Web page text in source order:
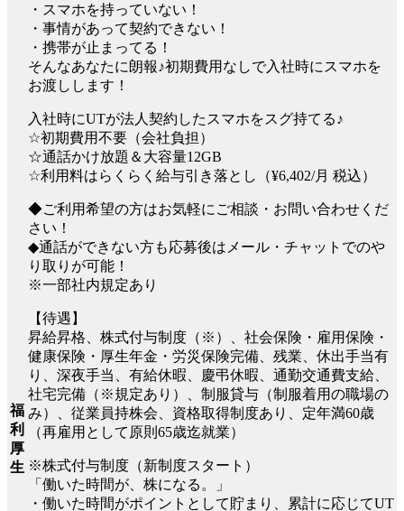
福
利
厚
生
・スマホを持っていない！
・事情があって契約できない！
・携帯が止まってる！
そんなあなたに朗報♪初期費用なしで入社時にスマホを
お渡しします！
入社時にUTが法人契約したスマホをスグ持てる♪
☆初期費用不要（会社負担）
☆通話かけ放題＆大容量12GB
☆利用料はらくらく給与引き落とし（¥6,402/月 税込）
◆ご利用希望の方はお気軽にご相談・お問い合わせくだ
さい！
◆通話ができない方も応募後はメール・チャットでのや
り取りが可能！
※一部社内規定あり
【待遇】
昇給昇格、株式付与制度（※）、社会保険・雇用保険・
健康保険・厚生年金・労災保険完備、残業、休出手当有
り、深夜手当、有給休暇、慶弔休暇、通勤交通費支給、
社宅完備（※規定あり）、制服貸与（制服着用の職場の
み）、従業員持株会、資格取得制度あり、定年満60歳
（再雇用として原則65歳迄就業）
※株式付与制度（新制度スタート）
「働いた時間が、株になる。」
・働いた時間がポイントとして貯まり、累計に応じてUT